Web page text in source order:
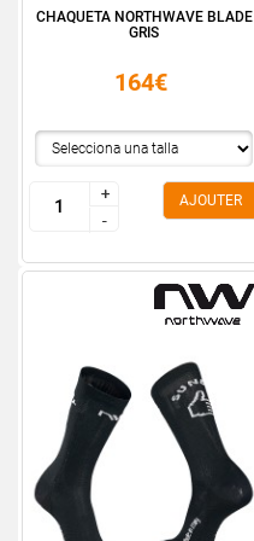
CHAQUETA NORTHWAVE BLADE
GRIS
164€
+
-
+
-
AJOUTER